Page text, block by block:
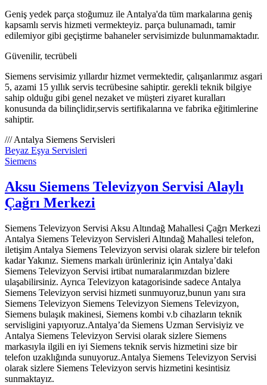
Geniş yedek parça stoğumuz ile Antalya'da tüm markalarına geniş
kapsamlı servis hizmeti vermekteyiz. parça bulunamadı, tamir
edilemiyor gibi geçiştirme bahaneler servisimizde bulunmamaktadır.
Güvenilir, tecrübeli
Siemens servisimiz yıllardır hizmet vermektedir, çalışanlarımız asgari
5, azami 15 yıllık servis tecrübesine sahiptir. gerekli teknik bilgiye
sahip olduğu gibi genel nezaket ve müşteri ziyaret kuralları
konusunda da bilinçlidir,servis sertifikalarına ve fabrika eğitimlerine
sahiptir.
/// Antalya Siemens Servisleri
Beyaz Eşya Servisleri
Siemens
Aksu Siemens Televizyon Servisi Alaylı
Çağrı Merkezi
Siemens Televizyon Servisi Aksu Altındağ Mahallesi Çağrı Merkezi
Antalya Siemens Televizyon Servisleri Altındağ Mahallesi telefon,
iletişim Antalya Siemens Televizyon servisi olarak sizlere bir telefon
kadar Yakınız. Siemens markalı ürünleriniz için Antalya’daki
Siemens Televizyon Servisi irtibat numaralarımızdan bizlere
ulaşabilirsiniz. Ayrıca Televizyon katagorisinde sadece Antalya
Siemens Televizyon servisi hizmeti sunmuyoruz,bunun yanı sıra
Siemens Televizyon Siemens Televizyon Siemens Televizyon,
Siemens bulaşık makinesi, Siemens kombi v.b cihazların teknik
servisligini yapıyoruz.Antalya’da Siemens Uzman Servisiyiz ve
Antalya Siemens Televizyon Servisi olarak sizlere Siemens
markasıyla ilgili en iyi Siemens teknik servis hizmetini size bir
telefon uzaklığında sunuyoruz.Antalya Siemens Televizyon Servisi
olarak sizlere Siemens Televizyon servis hizmetini kesintisiz
sunmaktayız.